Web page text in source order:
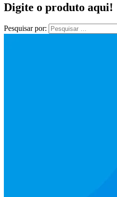
Digite o produto aqui!
Pesquisar por: